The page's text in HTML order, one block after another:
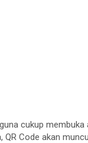
cukup membuka
QR Code akan